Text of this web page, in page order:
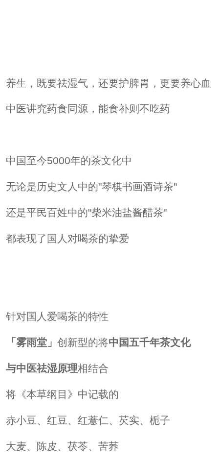
养生，既要祛湿气，还要护脾胃，更要养心血
中医讲究药食同源，能食补则不吃药
中国至今5000年的茶文化中
无论是历史文人中的"琴棋书画酒诗茶"
还是平民百姓中的"柴米油盐酱醋茶"
都表现了国人对喝茶的挚爱
针对国人爱喝茶的特性
「雾雨堂」 创新型的将中国五千年茶文化
与中医祛湿原理相结合
将《本草纲目》中记载的
赤小豆、红豆、红薏仁、芡实、栀子
大麦、陈皮、茯苓、苦荞